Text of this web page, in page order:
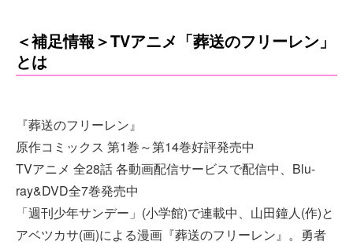
＜補足情報＞TVアニメ「葬送のフリーレン」
とは
『葬送のフリーレン』
原作コミックス 第1巻～第14巻好評発売中
TVアニメ 全28話 各動画配信サービスで配信中、Blu-
ray&DVD全7巻発売中
「週刊少年サンデー」(小学館)で連載中、山田鐘人(作)と
アベツカサ(画)による漫画『葬送のフリーレン』。勇者